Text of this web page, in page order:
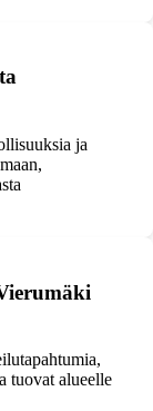
ja
tuovat alueelle